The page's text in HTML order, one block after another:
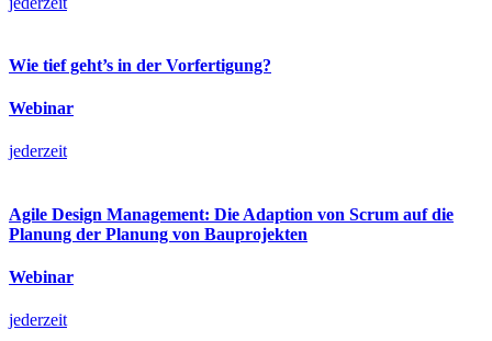
Wie tief geht’s in der Vorfertigung?
Webinar
jederzeit
Agile Design Management: Die Adaption von Scrum auf die
Planung der Planung von Bauprojekten
Webinar
jederzeit